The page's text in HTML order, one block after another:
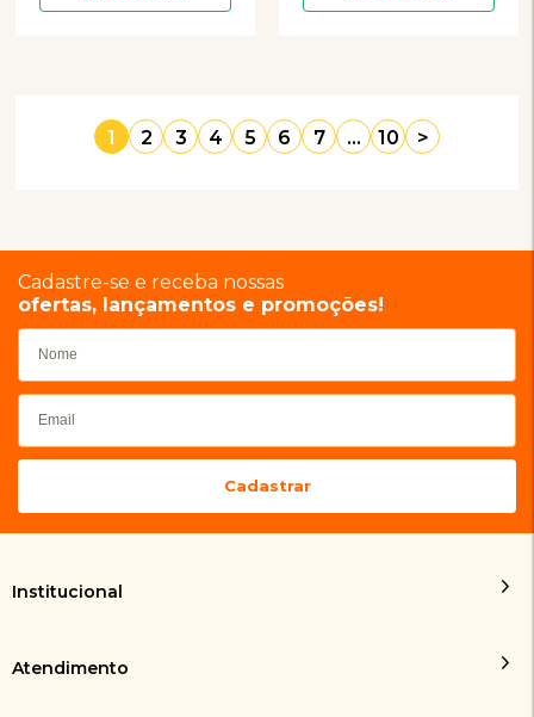
1 2 3 4 5 6 7 ... 10 >
Cadastre-se e receba nossas
ofertas, lançamentos e promoções!
Institucional
Atendimento